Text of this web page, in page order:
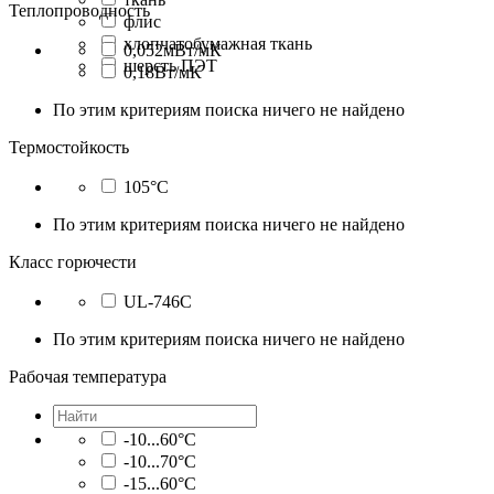
флис
хлопчатобумажная ткань
шерсть ПЭТ
Теплопроводность
0,052мВт/мК
0,18Вт/мК
По этим критериям поиска ничего не найдено
Термостойкость
105°C
По этим критериям поиска ничего не найдено
Класс горючести
UL-746C
По этим критериям поиска ничего не найдено
Рабочая температура
-10...60°C
-10...70°C
-15...60°C